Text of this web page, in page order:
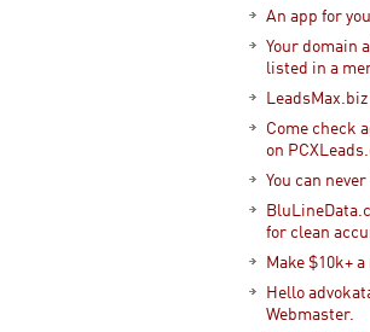
An app for
Your domain
listed in a
Come check
on
You can
for clean
Make $10k+
Hello
Webmaster.